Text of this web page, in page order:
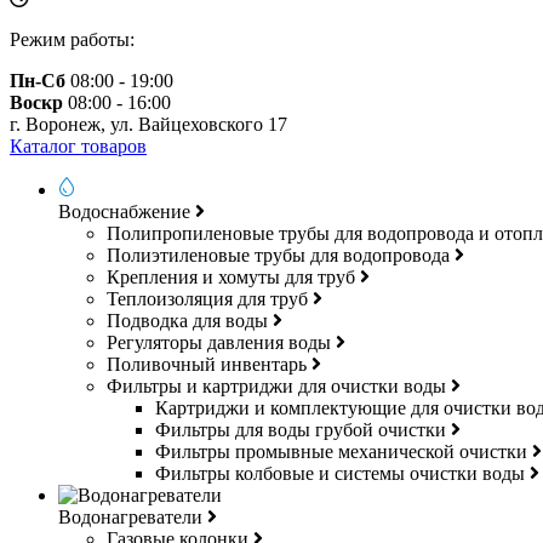
Режим работы:
Пн-Сб 08:00 - 19:00
Воскр 08:00 - 16:00
г. Воронеж, ул. Вайцеховского 17
Каталог товаров
Водоснабжение
Полипропиленовые трубы для водопровода и
Полиэтиленовые трубы для водопровода
Крепления и хомуты для труб
Теплоизоляция для труб
Подводка для воды
Регуляторы давления воды
Поливочный инвентарь
Фильтры и картриджи для очистки воды
Картриджи и комплектующие для очистки
Фильтры для воды грубой очистки
Фильтры промывные механической очистки
Фильтры колбовые и системы очистки воды
Водонагреватели
Газовые колонки